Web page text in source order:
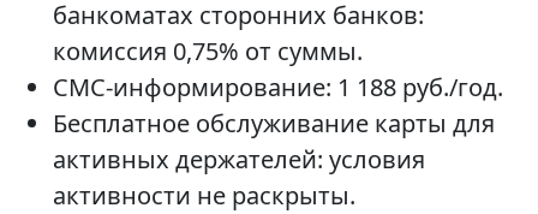
банкоматах сторонних банков:
комиссия 0,75% от суммы.
СМС-информирование: 1 188 руб./год.
Бесплатное обслуживание карты для
активных держателей: условия
активности не раскрыты.